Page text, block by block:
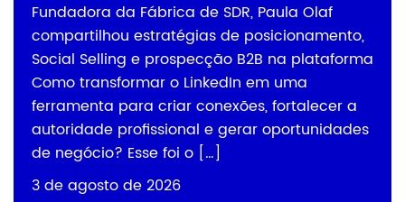
Fundadora da Fábrica de SDR, Paula Olaf
compartilhou estratégias de posicionamento,
Social Selling e prospecção B2B na plataforma
Como transformar o LinkedIn em uma
ferramenta para criar conexões, fortalecer a
autoridade profissional e gerar oportunidades
de negócio? Esse foi o […]
3 de agosto de 2026